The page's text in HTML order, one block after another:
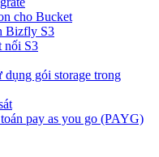
cho Bucket
Bizfly S3
nối S3
gói storage trong
pay as you go (PAYG)